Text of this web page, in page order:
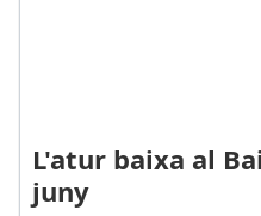
L'atur baixa al
juny